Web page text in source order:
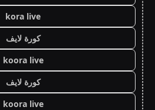
kora live
كورة لايف
koora live
كورة لايف
koora live